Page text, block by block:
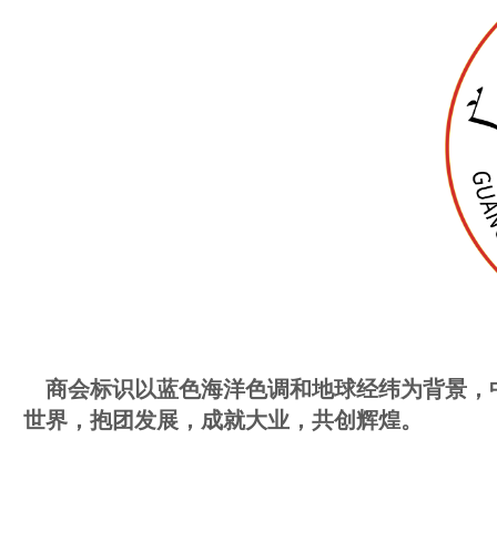
商会标识以蓝色海洋色调和地球经纬为背景
世界，抱团发展，成就大业，共创辉煌。